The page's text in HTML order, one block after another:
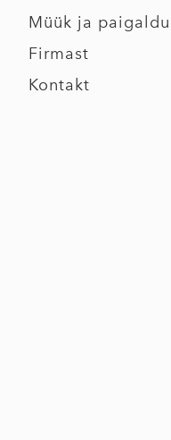
Müük ja
Firmast
Kontakt